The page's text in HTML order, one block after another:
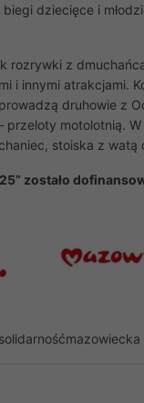
dziecięce i
z
i innymi atrakcjami.
druhowie z
motolotnią.
stoiska z watą
zostało